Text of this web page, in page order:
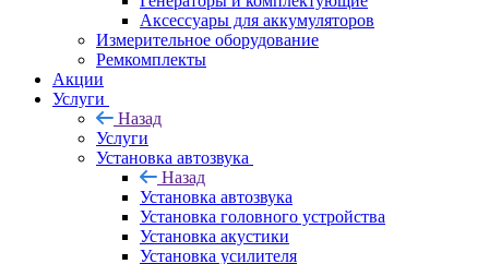
Аксессуары для аккумуляторов
Измерительное оборудование
Ремкомплекты
Акции
Услуги
Назад
Услуги
Установка автозвука
Назад
Установка автозвука
Установка головного устройства
Установка акустики
Установка усилителя